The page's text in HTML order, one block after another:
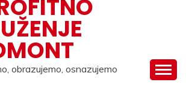
obrazujemo, osnazujemo